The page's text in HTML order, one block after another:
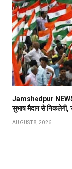
Jamshedpur NEWS:
सुभाष मैदान से निकलेगी,
AUGUST 8, 2026